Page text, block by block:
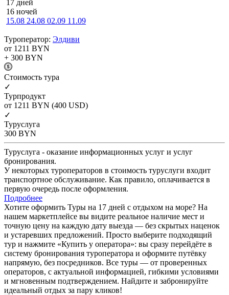
17 дней
16 ночей
15.08 24.08 02.09 11.09
Туроператор: Элдиви
от 1211 BYN
+ 300 BYN
Cтоимость тура
✓
Турпродукт
от 1211 BYN (400 USD)
✓
Туруслуга
300 BYN
Туруслуга - оказание информационных услуг и услуг
бронирования.
У некоторых туроператоров в стоимость туруслуги входит
транспортное обслуживание. Как правило, оплачивается в
первую очередь после оформления.
Подробнее
Хотите оформить Туры на 17 дней с отдыхом на море? На
нашем маркетплейсе вы видите реальное наличие мест и
точную цену на каждую дату выезда — без скрытых наценок
и устаревших предложений. Просто выберите подходящий
тур и нажмите «Купить у оператора»: вы сразу перейдёте в
систему бронирования туроператора и оформите путёвку
напрямую, без посредников. Все туры — от проверенных
операторов, с актуальной информацией, гибкими условиями
и мгновенным подтверждением. Найдите и забронируйте
идеальный отдых за пару кликов!